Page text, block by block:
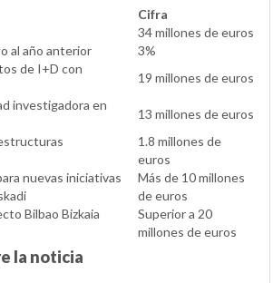
Cifra
34 millones de euros
al año anterior
3%
de I+D con
19 millones de euros
investigadora en
13 millones de euros
1.8 millones de
euros
nuevas iniciativas
Más de 10 millones
de euros
Bilbao Bizkaia
Superior a 20
millones de euros
la noticia